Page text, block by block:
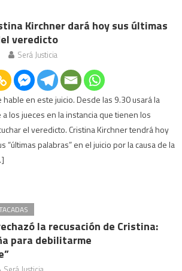
Kirchner dará hoy sus últimas
veredicto
Será Justicia
hable en este juicio. Desde las 9.30 usará la
los jueces en la instancia que tienen los
el veredicto. Cristina Kirchner tendrá hoy
“últimas palabras” en el juicio por la causa de la
la recusación de Cristina:
para debilitarme